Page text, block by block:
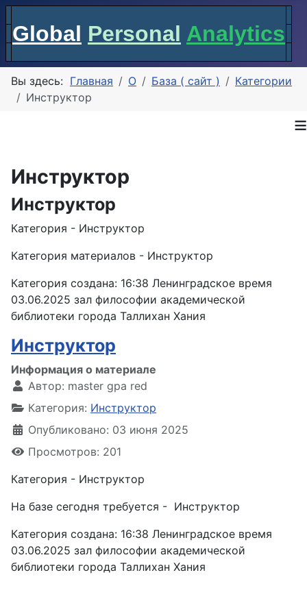
Global Personal Analytics
Вы здесь: Главная О База ( сайт )
Категории
Инструктор
≡
Инструктор
Инструктор
Категория - Инструктор
Категория материалов - Инструктор
Категория создана: 16:38 Ленинградское время
03.06.2025 зал философии академической
библиотеки города Таллихан Хания
Инструктор
Информация о материале
Автор: master gpa red
Категория: Инструктор
Опубликовано: 03 июня 2025
Просмотров: 201
Категория - Инструктор
На базе сегодня требуется - Инструктор
Категория создана: 16:38 Ленинградское время
03.06.2025 зал философии академической
библиотеки города Таллихан Хания